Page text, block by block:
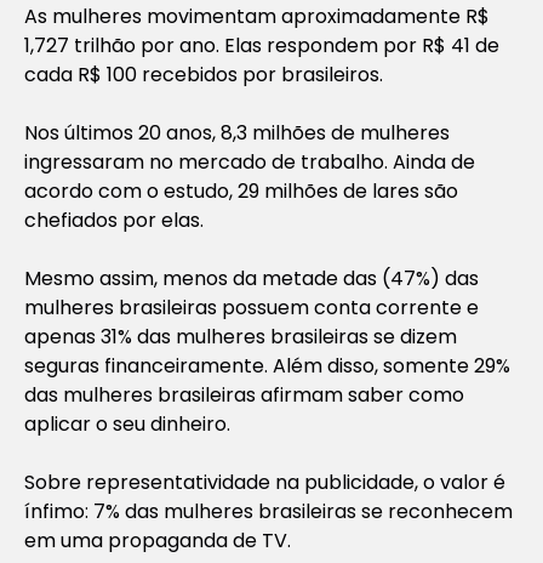
As mulheres movimentam aproximadamente R$
1,727 trilhão por ano. Elas respondem por R$ 41 de
cada R$ 100 recebidos por brasileiros.
Nos últimos 20 anos, 8,3 milhões de mulheres
ingressaram no mercado de trabalho. Ainda de
acordo com o estudo, 29 milhões de lares são
chefiados por elas.
Mesmo assim, menos da metade das (47%) das
mulheres brasileiras possuem conta corrente e
apenas 31% das mulheres brasileiras se dizem
seguras financeiramente. Além disso, somente 29%
das mulheres brasileiras afirmam saber como
aplicar o seu dinheiro.
Sobre representatividade na publicidade, o valor é
ínfimo: 7% das mulheres brasileiras se reconhecem
em uma propaganda de TV.